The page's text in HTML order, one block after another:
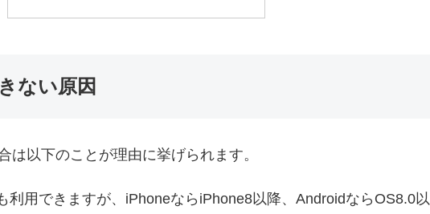
ない原因
は以下のことが理由に挙げられます。
利用できますが、iPhoneならiPhone8以降、AndroidならOS8.0以